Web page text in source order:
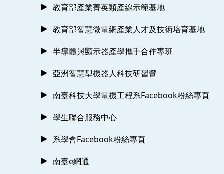
教育部產業菁英類產線示範基地
教育部智慧微電網產業人才及技術培育基地
半導體與顯示器產學攜手合作專班
亞洲智慧型機器人科技研習營
南臺科技大學電機工程系Facebook粉絲專頁
學生聯合服務中心
系學會Facebook粉絲專頁
南臺e網通